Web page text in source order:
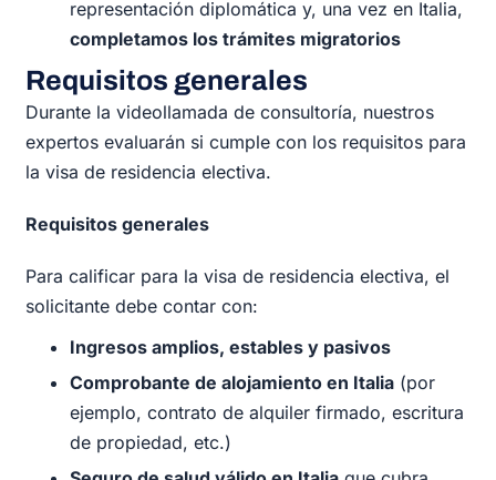
representación diplomática y, una vez en Italia,
completamos los trámites migratorios
Requisitos generales
Durante la videollamada de consultoría, nuestros
expertos evaluarán si cumple con los requisitos para
la visa de residencia electiva.
Requisitos generales
Para calificar para la visa de residencia electiva, el
solicitante debe contar con:
Ingresos amplios, estables y pasivos
Comprobante de alojamiento en Italia (por
ejemplo, contrato de alquiler firmado, escritura
de propiedad, etc.)